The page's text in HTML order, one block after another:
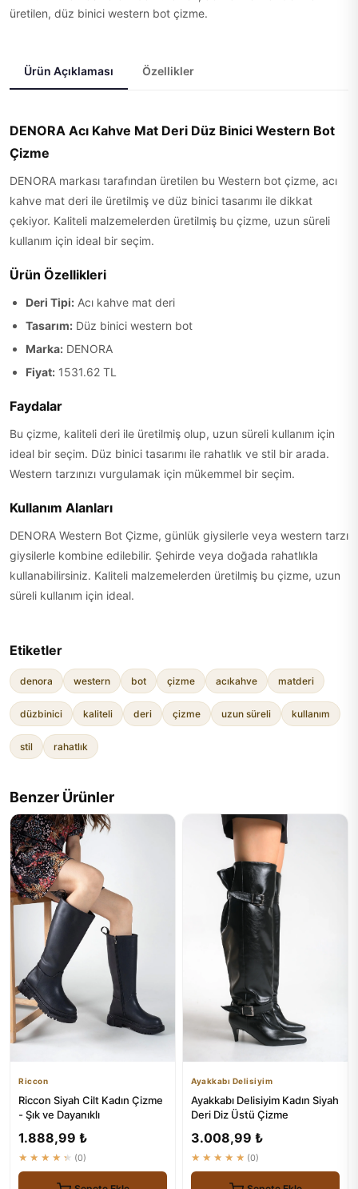
üretilen, düz binici western bot çizme.
Ürün Açıklaması Özellikler
DENORA Acı Kahve Mat Deri Düz Binici Western Bot
Çizme
DENORA markası tarafından üretilen bu Western bot çizme, acı
kahve mat deri ile üretilmiş ve düz binici tasarımı ile dikkat
çekiyor. Kaliteli malzemelerden üretilmiş bu çizme, uzun süreli
kullanım için ideal bir seçim.
Ürün Özellikleri
Deri Tipi: Acı kahve mat deri
Tasarım: Düz binici western bot
Marka: DENORA
Fiyat: 1531.62 TL
Faydalar
Bu çizme, kaliteli deri ile üretilmiş olup, uzun süreli kullanım için
ideal bir seçim. Düz binici tasarımı ile rahatlık ve stil bir arada.
Western tarzınızı vurgulamak için mükemmel bir seçim.
Kullanım Alanları
DENORA Western Bot Çizme, günlük giysilerle veya western tarzı
giysilerle kombine edilebilir. Şehirde veya doğada rahatlıkla
kullanabilirsiniz. Kaliteli malzemelerden üretilmiş bu çizme, uzun
süreli kullanım için ideal.
Etiketler
denora western bot çizme acıkahve matderi
düzbinici kaliteli deri çizme uzun süreli kullanım
stil rahatlık
Benzer Ürünler
Riccon
Riccon Siyah Cilt Kadın Çizme
- Şık ve Dayanıklı
1.888,99 ₺
★★★★★ (0)
Ayakkabı Delisiyim
Ayakkabı Delisiyim Kadın Siyah
Deri Diz Üstü Çizme
3.008,99 ₺
★★★★★ (0)